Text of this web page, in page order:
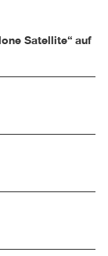
Satellite“ auf